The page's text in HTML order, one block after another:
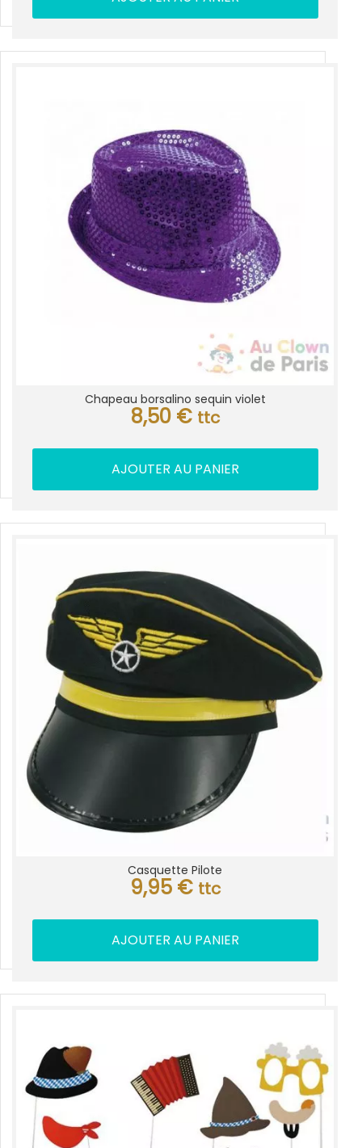
Chapeau borsalino sequin violet
8,50 € ttc
AJOUTER AU PANIER
Casquette Pilote
9,95 € ttc
AJOUTER AU PANIER